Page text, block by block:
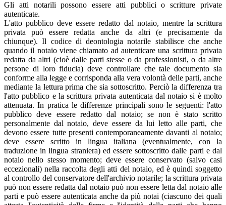
Gli atti notarili possono essere atti pubblici o scritture private
autenticate.
L'atto pubblico deve essere redatto dal notaio, mentre la scrittura
privata può essere redatta anche da altri (e precisamente da
chiunque). Il codice di deontologia notarile stabilisce che anche
quando il notaio viene chiamato ad autenticare una scrittura privata
redatta da altri (cioè dalle parti stesse o da professionisti, o da altre
persone di loro fiducia) deve controllare che tale documento sia
conforme alla legge e corrisponda alla vera volontà delle parti, anche
mediante la lettura prima che sia sottoscritto. Perciò la differenza tra
l'atto pubblico e la scrittura privata autenticata dal notaio si è molto
attenuata. In pratica le differenze principali sono le seguenti: l'atto
pubblico deve essere redatto dal notaio; se non è stato scritto
personalmente dal notaio, deve essere da lui letto alle parti, che
devono essere tutte presenti contemporaneamente davanti al notaio;
deve essere scritto in lingua italiana (eventualmente, con la
traduzione in lingua straniera) ed essere sottoscritto dalle parti e dal
notaio nello stesso momento; deve essere conservato (salvo casi
eccezionali) nella raccolta degli atti del notaio, ed è quindi soggetto
al controllo del conservatore dell'archivio notarile; la scrittura privata
può non essere redatta dal notaio può non essere letta dal notaio alle
parti e può essere autenticata anche da più notai (ciascuno dei quali